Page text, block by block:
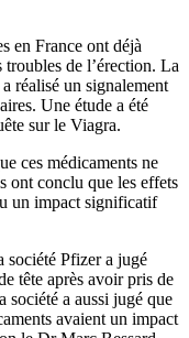
en France ont déjà
de l’érection. La
réalisé un signalement
Une étude a été
sur le Viagra.
ces médicaments ne
ont conclu que les effets
un impact significatif
société Pfizer a jugé
tête après avoir pris de
société a aussi jugé que
avaient un impact